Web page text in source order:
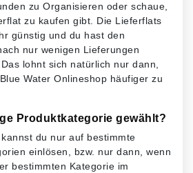
zu Organisieren oder schaue,
zu kaufen gibt. Die Lieferflats
günstig und du hast den
nur wenigen Lieferungen
lohnt sich natürlich nur dann,
Water Onlineshop häufiger zu
Produktkategorie gewählt?
du nur auf bestimmte
einlösen, bzw. nur dann, wenn
bestimmten Kategorie im